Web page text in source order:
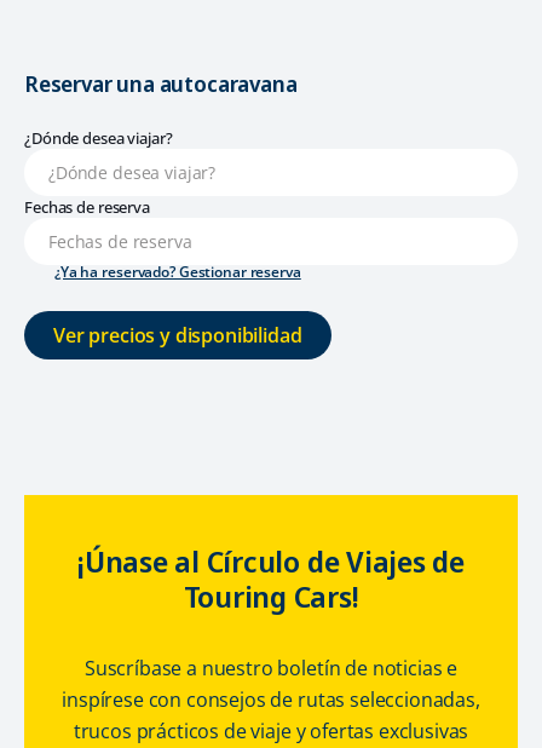
Reservar una autocaravana
¿Dónde desea viajar?
Fechas de reserva
Ver precios y disponibilidad
¿Ya ha reservado? Gestionar reserva
¡Únase al Círculo de Viajes de
Touring Cars!
Suscríbase a nuestro boletín de noticias e
inspírese con consejos de rutas seleccionadas,
trucos prácticos de viaje y ofertas exclusivas